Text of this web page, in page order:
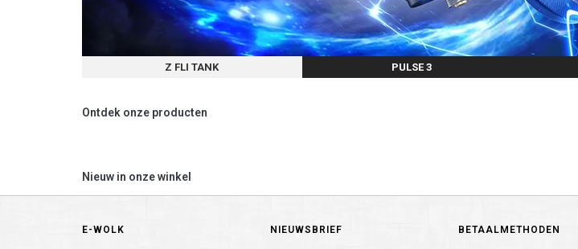
Z FLI TANK PULSE 3
Ontdek onze producten
Nieuw in onze winkel
E-WOLK NIEUWSBRIEF BETAALMETHODEN